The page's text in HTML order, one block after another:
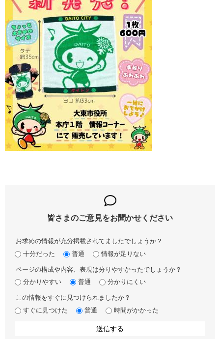
皆さまのご意見をお聞かせください
お求めの情報が充分掲載されてましたでしょうか？
十分だった
普通 情報が足りない
ページの構成や内容、表現は分りやすかったでしょうか？
分かりやすい
普通 分かりにくい
この情報をすぐに見つけられましたか？
すぐに見つけた
普通 時間がかかった